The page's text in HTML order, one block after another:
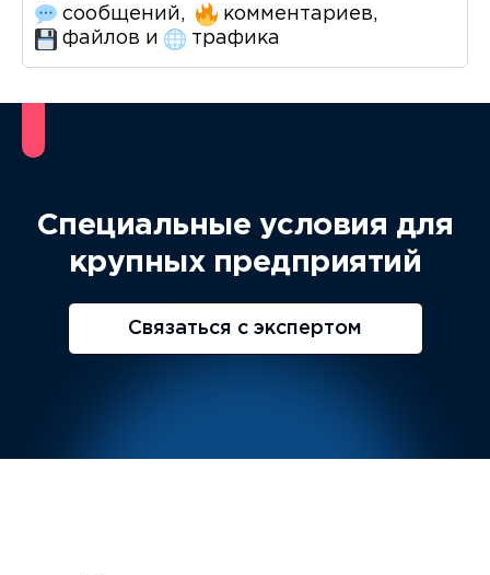
сообщений,
комментариев,
файлов и
трафика
Специальные условия для
крупных предприятий
Связаться с экспертом